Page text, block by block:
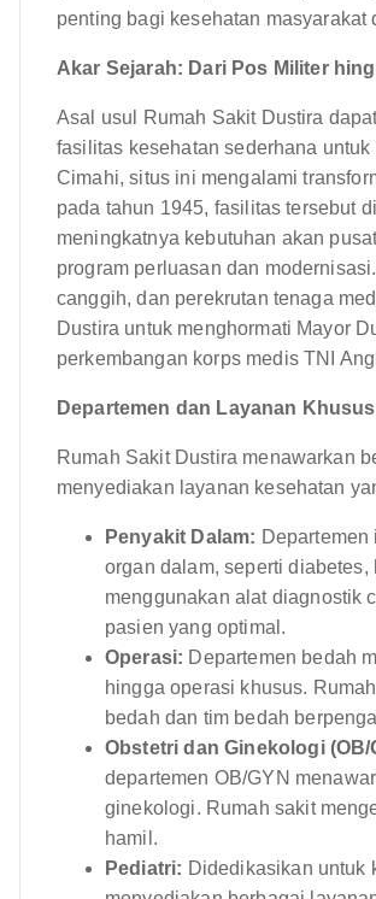
penting bagi kesehatan masyarakat
Akar Sejarah: Dari Pos Militer
Asal usul Rumah Sakit Dustira
fasilitas kesehatan sederhana
Cimahi, situs ini mengalami
pada tahun 1945, fasilitas tersebut
meningkatnya kebutuhan akan
program perluasan dan
canggih, dan perekrutan tenaga
Dustira untuk menghormati Mayor
perkembangan korps medis TNI
Departemen dan Layanan
Rumah Sakit Dustira menawarkan
menyediakan layanan kesehatan
Penyakit Dalam:
organ dalam, seperti
menggunakan alat diagnostik
pasien yang optimal.
Operasi: Departemen bedah
hingga operasi khusus.
bedah dan tim bedah
Obstetri dan Ginekologi (OB/
departemen OB/GYN
ginekologi. Rumah sakit
hamil.
Pediatri: Didedikasikan untuk